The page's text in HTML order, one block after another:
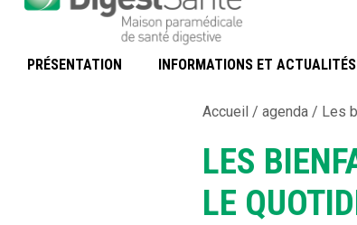
PRÉSENTATION INFORMATIONS ET ACTUALITÉS
Accueil / agenda / Les
LES
LE